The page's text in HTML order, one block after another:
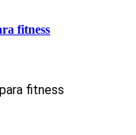
fitness
fitness